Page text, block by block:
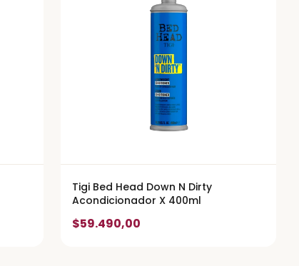
Tigi Bed Head Down N Dirty
Acondicionador X 400ml
$59.490,00